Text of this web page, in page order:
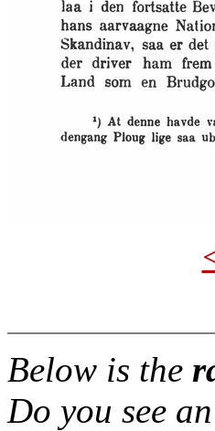
Below is the
Do you see